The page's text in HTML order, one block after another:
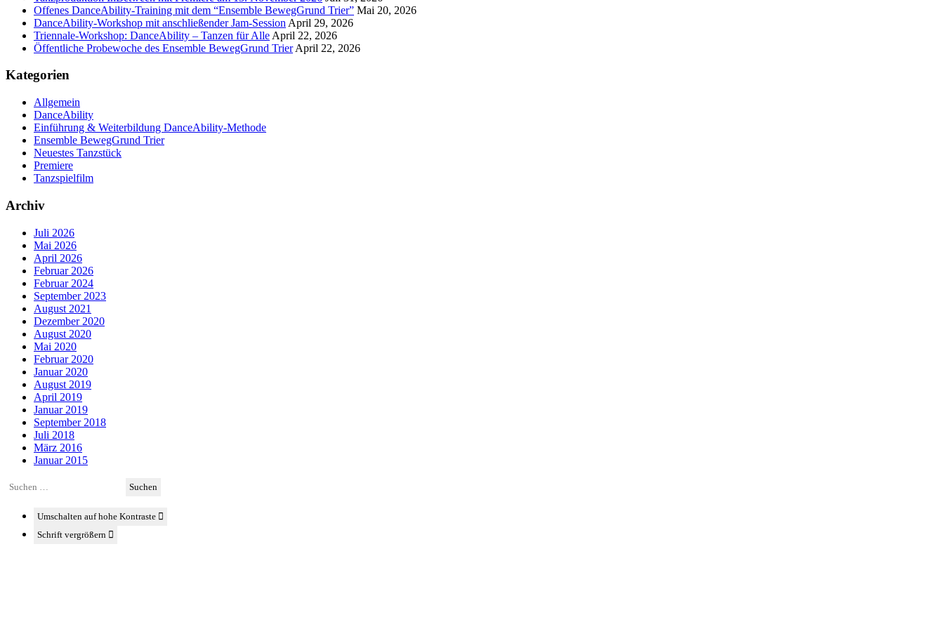
Offenes DanceAbility-Training mit dem “Ensemble BewegGrund Trier” Mai 20, 2026
DanceAbility-Workshop mit anschließender Jam-Session April 29, 2026
Triennale-Workshop: DanceAbility – Tanzen für Alle April 22, 2026
Öffentliche Probewoche des Ensemble BewegGrund Trier April 22, 2026
Kategorien
Allgemein
DanceAbility
Einführung & Weiterbildung DanceAbility-Methode
Ensemble BewegGrund Trier
Neuestes Tanzstück
Premiere
Tanzspielfilm
Archiv
Juli 2026
Mai 2026
April 2026
Februar 2026
Februar 2024
September 2023
August 2021
Dezember 2020
August 2020
Mai 2020
Februar 2020
Januar 2020
August 2019
April 2019
Januar 2019
September 2018
Juli 2018
März 2016
Januar 2015
Suchen
Umschalten auf hohe Kontraste
Schrift vergrößern